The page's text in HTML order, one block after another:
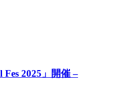
2025」開催 –